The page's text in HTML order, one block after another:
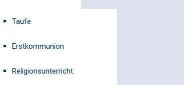
Taufe
Erstkommunion
Religionsunterricht